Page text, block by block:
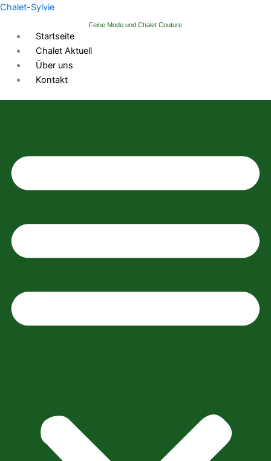
Zum
springen
Chalet-Sylvie
Feine Mode und Chalet Couture
Startseite
Chalet Aktuell
Über uns
Kontakt